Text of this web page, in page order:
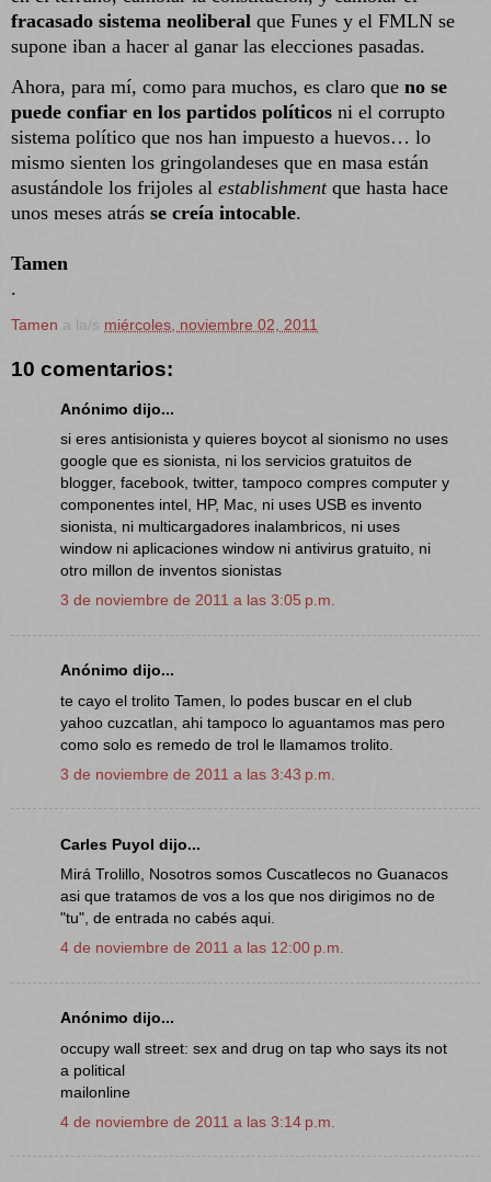
fracasado sistema neoliberal que Funes y el FMLN se
supone iban a hacer al ganar las elecciones pasadas.
Ahora, para mí, como para muchos, es claro que no se
puede confiar en los partidos políticos ni el corrupto
sistema político que nos han impuesto a huevos… lo
mismo sienten los gringolandeses que en masa están
asustándole los frijoles al establishmentque hasta hace
unos meses atrás se creía intocable.
Tamen
.
Tamen a la/s miércoles, noviembre 02, 2011
10 comentarios:
Anónimo dijo...
si eres antisionista y quieres boycot al sionismo no uses
google que es sionista, ni los servicios gratuitos de
blogger, facebook, twitter, tampoco compres computer y
componentes intel, HP, Mac, ni uses USB es invento
sionista, ni multicargadores inalambricos, ni uses
window ni aplicaciones window ni antivirus gratuito, ni
otro millon de inventos sionistas
3 de noviembre de 2011 a las 3:05 p.m.
Anónimo dijo...
te cayo el trolito Tamen, lo podes buscar en el club
yahoo cuzcatlan, ahi tampoco lo aguantamos mas pero
como solo es remedo de trol le llamamos trolito.
3 de noviembre de 2011 a las 3:43 p.m.
Carles Puyol dijo...
Mirá Trolillo, Nosotros somos Cuscatlecos no Guanacos
asi que tratamos de vos a los que nos dirigimos no de
"tu", de entrada no cabés aqui.
4 de noviembre de 2011 a las 12:00 p.m.
Anónimo dijo...
occupy wall street: sex and drug on tap who says its not
a political
mailonline
4 de noviembre de 2011 a las 3:14 p.m.